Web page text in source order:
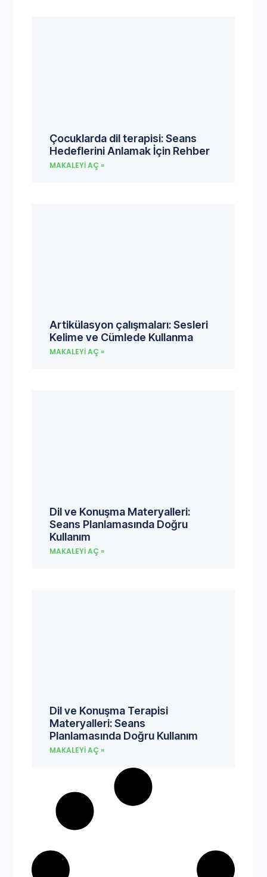
Çocuklarda dil terapisi: Seans
Hedeflerini Anlamak İçin Rehber
MAKALEYI AÇ »
Artikülasyon çalışmaları: Sesleri
Kelime ve Cümlede Kullanma
MAKALEYI AÇ »
Dil ve Konuşma Materyalleri:
Seans Planlamasında Doğru
Kullanım
MAKALEYI AÇ »
Dil ve Konuşma Terapisi
Materyalleri: Seans
Planlamasında Doğru Kullanım
MAKALEYI AÇ »